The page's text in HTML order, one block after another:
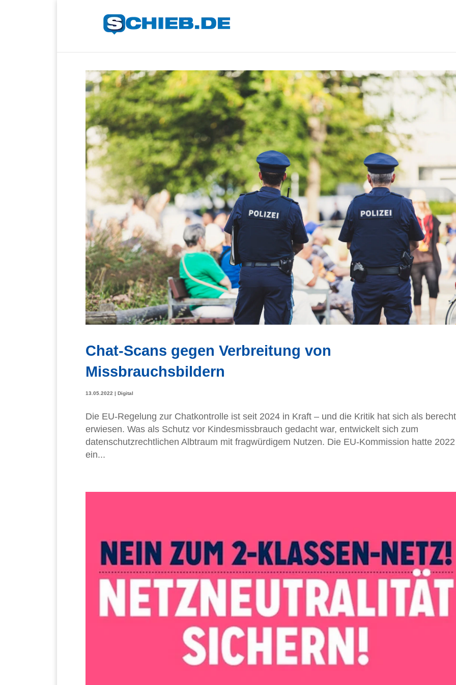
Chat-Scans gegen Verbreitung von
Missbrauchsbildern
13.05.2022 | Digital
Die EU-Regelung zur Chatkontrolle ist seit 2024 in Kraft – und die Kritik hat sich als
erwiesen. Was als Schutz vor Kindesmissbrauch gedacht war, entwickelt sich zum
datenschutzrechtlichen Albtraum mit fragwürdigem Nutzen. Die EU-Kommission hatte 2022
ein...